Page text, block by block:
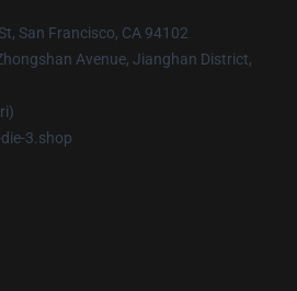
San Francisco, CA 94102
Avenue, Jianghan District,
3.shop